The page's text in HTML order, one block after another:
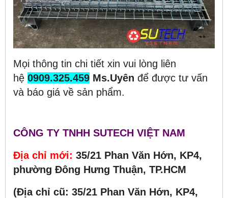
Mọi thông tin chi tiết xin vui lòng liên
hệ 0909.325.459 Ms.Uyên để được tư vấn
và báo giá về sản phẩm.
CÔNG TY TNHH SUTECH VIỆT NAM
Địa chỉ mới: 35/21 Phan Văn Hớn, KP4,
phường Đông Hưng Thuận, TP.HCM
(Địa chỉ cũ: 35/21 Phan Văn Hớn, KP4,